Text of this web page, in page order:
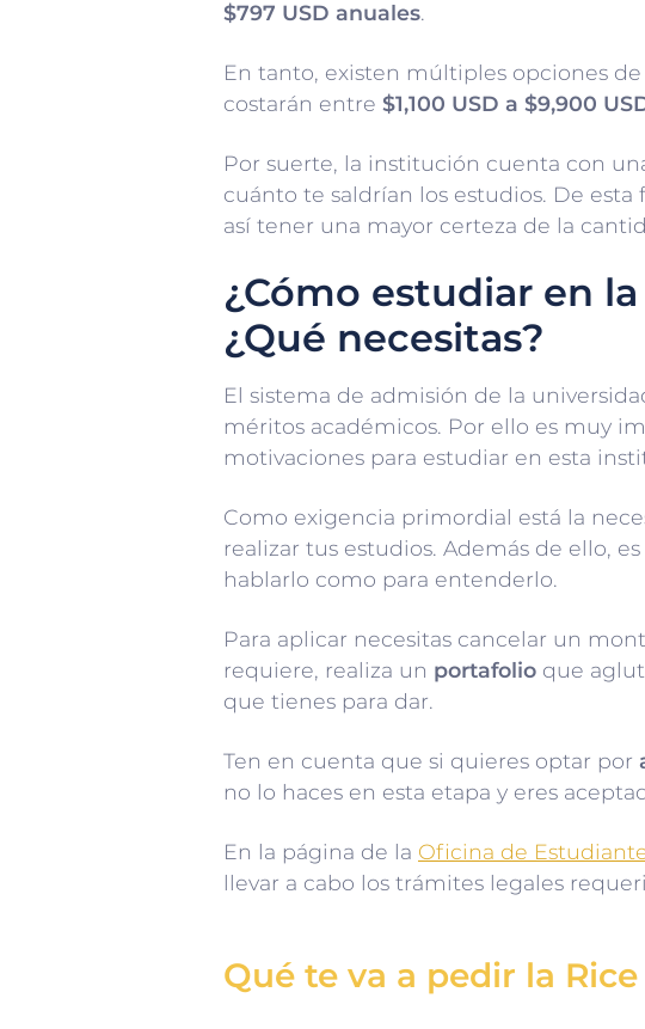
$797 USD anuales.
En tanto, existen múltiples opciones
costarán entre $1,100 USD a $9,900
Por suerte, la institución cuenta con
cuánto te saldrían los estudios. De
así tener una mayor certeza de la
¿Cómo estudiar en
¿Qué necesitas?
El sistema de admisión de la
méritos académicos. Por ello es muy
motivaciones para estudiar en esta
Como exigencia primordial está la
realizar tus estudios. Además de ello,
hablarlo como para entenderlo.
Para aplicar necesitas cancelar un
requiere, realiza un portafolio que
que tienes para dar.
Ten en cuenta que si quieres optar por
no lo haces en esta etapa y eres
En la página de la Oficina de
llevar a cabo los trámites legales
Qué te va a pedir la